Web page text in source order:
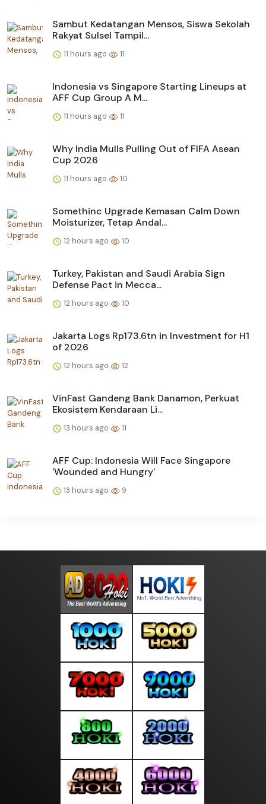
Sambut Kedatangan Mensos, Siswa Sekolah
Rakyat Sulsel Tampil...
11 hours ago 11
Indonesia vs Singapore Starting Lineups at
AFF Cup Group A M...
11 hours ago 11
Why India Mulls Pulling Out of FIFA Asean
Cup 2026
11 hours ago 10
Somethinc Upgrade Kemasan Calm Down
Moisturizer, Tetap Andal...
12 hours ago 10
Turkey, Pakistan and Saudi Arabia Sign
Defense Pact in Mecca...
12 hours ago 10
Jakarta Logs Rp173.6tn in Investment for H1
of 2026
12 hours ago 12
VinFast Gandeng Bank Danamon, Perkuat
Ekosistem Kendaraan Li...
13 hours ago 11
AFF Cup: Indonesia Will Face Singapore
'Wounded and Hungry'
13 hours ago 9